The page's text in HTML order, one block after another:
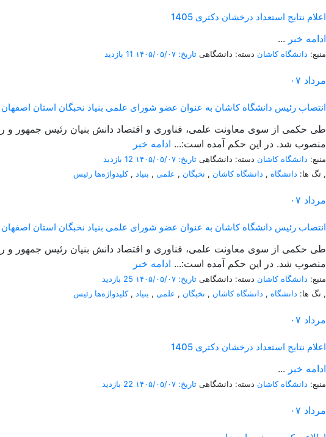
اعلام نتایج استعداد درخشان دکتری 1405
... ادامه خبر
منبع: دانشگاه کاشان دسته: دانشگاهی تاریخ: ۱۴۰۵/۰۵/۰۷ 11 بازدید
۰۷ مرداد
انتصاب رئیس دانشگاه کاشان به عنوان عضو شورای علمی بنیاد نخبگان استان اصفهان
طی حکمی از سوی معاونت علمی، فناوری و اقتصاد دانش بنیان رئیس جمهور و
منصوب شد. در این حکم آمده است:... ادامه خبر
منبع: دانشگاه کاشان دسته: دانشگاهی تاریخ: ۱۴۰۵/۰۵/۰۷
12 بازدید
تگ ها: دانشگاه , دانشگاه کاشان , نخبگان , علمی , بنیاد ,کلیدواژه‌ها رئیس ,
۰۷ مرداد
انتصاب رئیس دانشگاه کاشان به عنوان عضو شورای علمی بنیاد نخبگان استان اصفهان
طی حکمی از سوی معاونت علمی، فناوری و اقتصاد دانش بنیان رئیس جمهور و
منصوب شد. در این حکم آمده است:... ادامه خبر
منبع: دانشگاه کاشان دسته: دانشگاهی تاریخ: ۱۴۰۵/۰۵/۰۷
25 بازدید
تگ ها: دانشگاه , دانشگاه کاشان , نخبگان , علمی , بنیاد ,کلیدواژه‌ها رئیس ,
۰۷ مرداد
اعلام نتایج استعداد درخشان دکتری 1405
... ادامه خبر
منبع: دانشگاه کاشان دسته: دانشگاهی تاریخ: ۱۴۰۵/۰۵/۰۷ 22 بازدید
۰۷ مرداد